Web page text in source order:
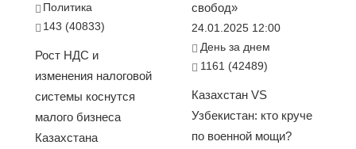
Политика
143 (40833)
Рост НДС и
изменения налоговой
системы коснутся
малого бизнеса
Казахстана
свобод»
24.01.2025 12:00
День за днем
1161 (42489)
Казахстан VS
Узбекистан: кто круче
по военной мощи?